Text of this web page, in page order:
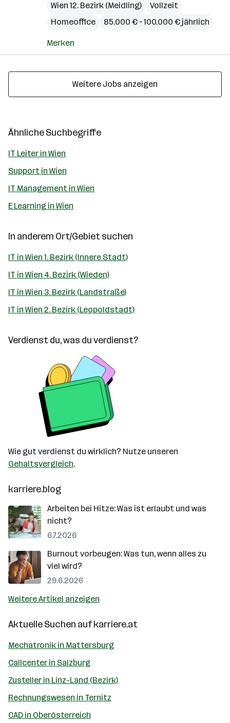
Wien 12. Bezirk (Meidling)
Vollzeit
Homeoffice
85.000 € – 100.000 € jährlich
Merken
Weitere Jobs anzeigen
Ähnliche Suchbegriffe
IT Leiter in Wien
Support in Wien
IT Management in Wien
E Learning in Wien
In anderem Ort/Gebiet suchen
IT in Wien 1. Bezirk (Innere Stadt)
IT in Wien 4. Bezirk (Wieden)
IT in Wien 3. Bezirk (Landstraße)
IT in Wien 2. Bezirk (Leopoldstadt)
Verdienst du, was du verdienst?
Wie gut verdienst du wirklich? Nutze unseren
Gehaltsvergleich.
karriere.blog
Arbeiten bei Hitze: Was ist erlaubt und was
nicht?
6.7.2026
Burnout vorbeugen: Was tun, wenn alles zu
viel wird?
29.6.2026
Weitere Artikel anzeigen
Aktuelle Suchen aufkarriere.at
Mechatronik in Mattersburg
Callcenter in Salzburg
Zusteller in Linz-Land (Bezirk)
Rechnungswesen in Ternitz
CAD in Oberösterreich